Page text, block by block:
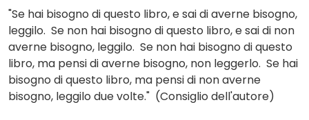
"Se hai bisogno di questo libro, e sai di averne bisogno,
leggilo. Se non hai bisogno di questo libro, e sai di non
averne bisogno, leggilo. Se non hai bisogno di questo
libro, ma pensi di averne bisogno, non leggerlo. Se hai
bisogno di questo libro, ma pensi di non averne
bisogno, leggilo due volte." (Consiglio dell'autore)